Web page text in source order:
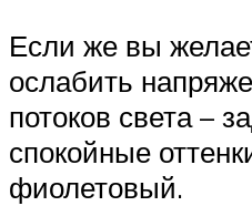
Если же вы
ослабить
потоков света –
спокойные
фиолетовый.